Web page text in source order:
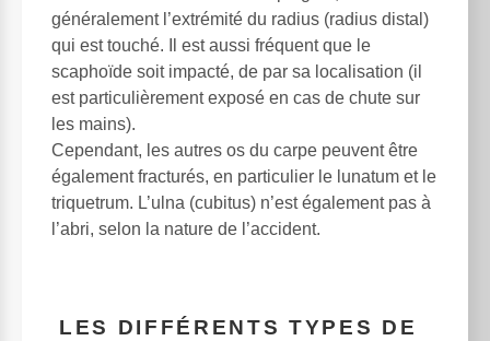
généralement l’extrémité du radius (radius distal)
qui est touché. Il est aussi fréquent que le
scaphoïde soit impacté, de par sa localisation (il
est particulièrement exposé en cas de chute sur
les mains).
Cependant, les autres os du carpe peuvent être
également fracturés, en particulier le lunatum et le
triquetrum. L’ulna (cubitus) n’est également pas à
l’abri, selon la nature de l’accident.
LES DIFFÉRENTS TYPES DE